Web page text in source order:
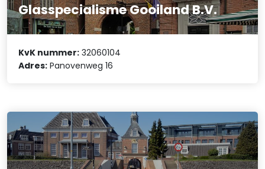
Glasspecialisme Gooiland B.V.
KvK nummer: 32060104
Adres: Panovenweg 16